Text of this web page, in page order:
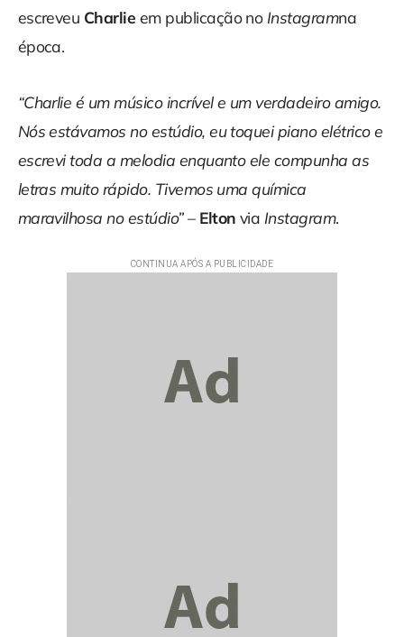
escreveu Charlie em publicação no Instagramna
época.
“Charlie é um músico incrível e um verdadeiro amigo.
Nós estávamos no estúdio, eu toquei piano elétrico e
escrevi toda a melodia enquanto ele compunha as
letras muito rápido. Tivemos uma química
maravilhosa no estúdio”– Elton via Instagram.